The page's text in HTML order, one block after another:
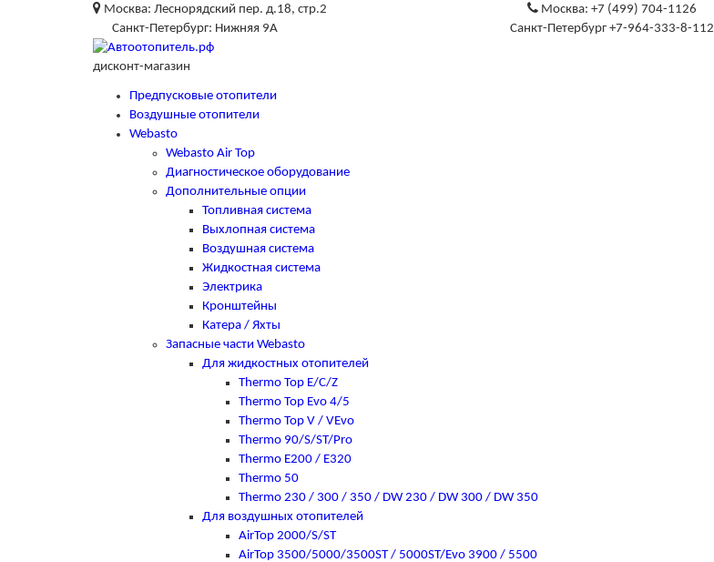
Москва: Леснорядский пер. д.18, стр.2
Санкт-Петербург: Нижняя 9А
Москва: +7 (499) 704-1126
Санкт-Петербург +7-964-333-8-112
дисконт-магазин
Предпусковые отопители
Воздушные отопители
Webasto
Webasto Air Top
Диагностическое оборудование
Дополнительные опции
Топливная система
Выхлопная система
Воздушная система
Жидкостная система
Электрика
Кронштейны
Катера / Яхты
Запасные части Webasto
Для жидкостных отопителей
Thermo Top E/C/Z
Thermo Top Evo 4/5
Thermo Top V / VEvo
Thermo 90/S/ST/Pro
Thermo E200 / E320
Thermo 50
Thermo 230 / 300 / 350 / DW 230 / DW 300 / DW 350
Для воздушных отопителей
AirTop 2000/S/ST
AirTop 3500/5000/3500ST / 5000ST/Evo 3900 / 5500